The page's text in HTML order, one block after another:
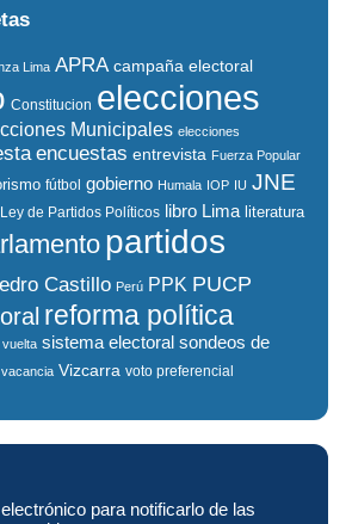
Lima APRA campaña electoral
Constitucion elecciones
Municipales elecciones
encuestas entrevista Fuerza Popular
fútbol gobierno Humala IOP IU JNE
Ley de Partidos Políticos libro Lima literatura
partidos
Castillo Perú PPK PUCP
reforma política
sistema electoral sondeos de
vacancia Vizcarra voto preferencial
para notificarlo de las